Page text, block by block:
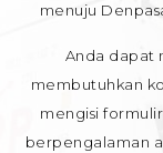
menuju
Anda dapat
membutuhkan
mengisi
berpengalaman